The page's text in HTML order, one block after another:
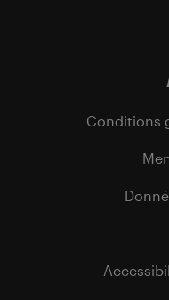
Conditions